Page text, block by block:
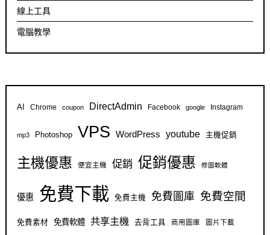
線上工具
電腦教學
AI Chrome coupon DirectAdmin Facebook google Instagram
mp3 Photoshop VPS WordPress youtube 主機促銷
主機優惠 便宜主機 促銷 促銷優惠 修圖軟體
優惠 免費下載 免費主機 免費圖庫 免費空間
免費素材 免費軟體 共享主機 去背工具 商用圖庫 圖片下載